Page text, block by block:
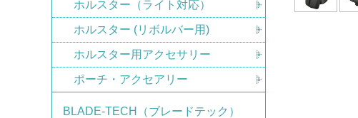
ホルスター（ライト対応）
ホルスター (リボルバー用)
ホルスター用アクセサリー
ポーチ・アクセアリー
BLADE-TECH（ブレードテック）